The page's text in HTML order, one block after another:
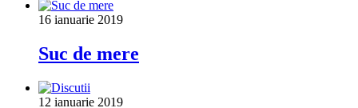
16 ianuarie 2019
Suc de mere
12 ianuarie 2019